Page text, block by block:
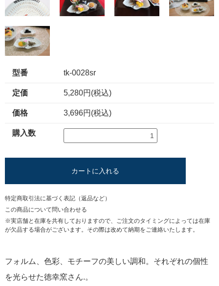
型番 tk-0028sr
定価 5,280円(税込)
価格 3,696円(税込)
購入数
カートに入れる
特定商取引法に基づく表記（返品など）
この商品について問い合わせる
※実店舗と在庫を共有しておりますので、ご注文のタイミングによっては在庫
が欠品する場合がございます。その際は改めて納期をご連絡いたします。
フォルム、色彩、モチーフの美しい調和。それぞれの個性
を光らせた徳幸窯さん.。